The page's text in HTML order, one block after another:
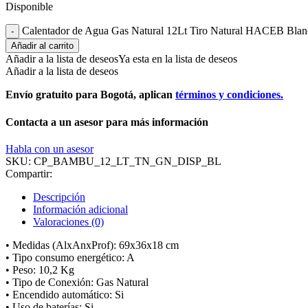
Disponible
Calentador de Agua Gas Natural 12Lt Tiro Natural HACEB
Añadir al carrito
Añadir a la lista de deseosYa esta en la lista de deseos
Añadir a la lista de deseos
Envío gratuito para Bogotá, aplican términos y condiciones.
Contacta a un asesor para más información
Habla con un asesor
SKU: CP_BAMBU_12_LT_TN_GN_DISP_BL
Compartir:
Descripción
Información adicional
Valoraciones (0)
• Medidas (AlxAnxProf): 69x36x18 cm
• Tipo consumo energético: A
• Peso: 10,2 Kg
• Tipo de Conexión: Gas Natural
• Encendido automático: Si